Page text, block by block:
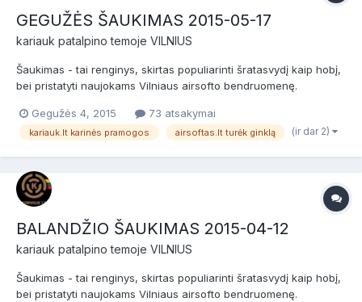
GEGUŽĖS ŠAUKIMAS 2015-05-17
kariauk patalpino temoje VILNIUS
Šaukimas - tai renginys, skirtas populiarinti šratasvydį kaip hobį,
bei pristatyti naujokams Vilniaus airsofto bendruomenę.
žaidėjams bei airsofto komandoms. Prieš žaidimą bus NEMOKAMI
dviejų valandų baziniai kariniai mokymai, po jų žaidimas....
Gegužės 4, 2015 73 atsakymai
kariauk.lt karinės pramogos airsoftas.lt turėk ginklą (ir dar 2)
BALANDŽIO ŠAUKIMAS 2015-04-12
kariauk patalpino temoje VILNIUS
Šaukimas - tai renginys, skirtas populiarinti šratasvydį kaip hobį,
bei pristatyti naujokams Vilniaus airsofto bendruomenę.